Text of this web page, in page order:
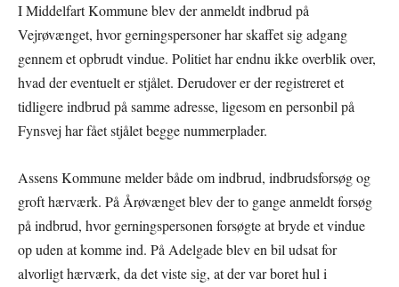
I Middelfart Kommune blev der anmeldt indbrud på
Vejrøvænget, hvor gerningspersoner har skaffet sig adgang
gennem et opbrudt vindue. Politiet har endnu ikke overblik over,
hvad der eventuelt er stjålet. Derudover er der registreret et
tidligere indbrud på samme adresse, ligesom en personbil på
Fynsvej har fået stjålet begge nummerplader.
Assens Kommune melder både om indbrud, indbrudsforsøg og
groft hærværk. På Årøvænget blev der to gange anmeldt forsøg
på indbrud, hvor gerningspersonen forsøgte at bryde et vindue
op uden at komme ind. På Adelgade blev en bil udsat for
alvorligt hærværk, da det viste sig, at der var boret hul i